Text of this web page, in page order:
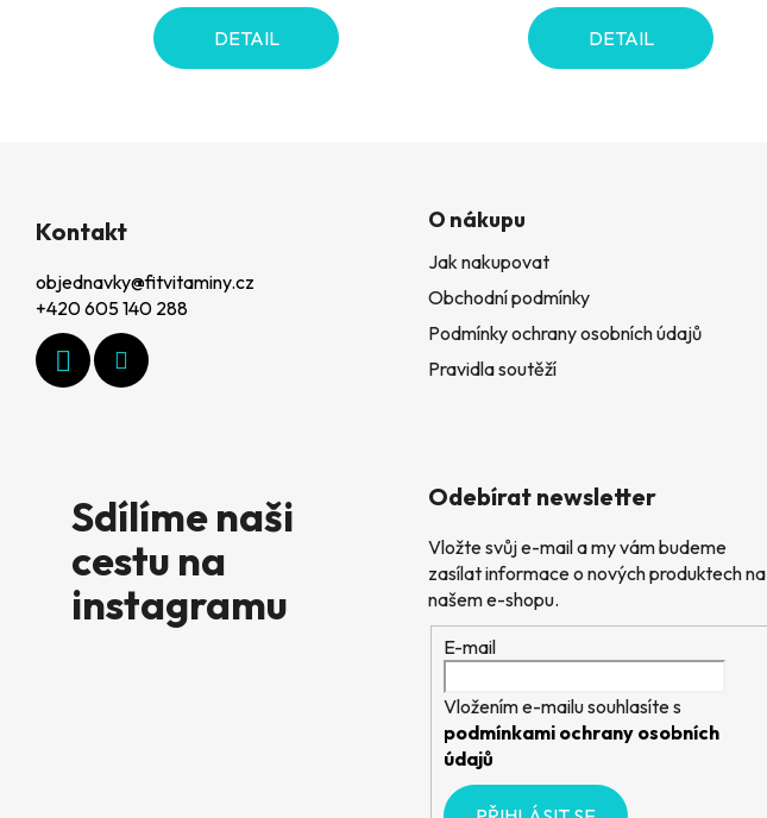
DETAIL DETAIL
Kontakt
objednavky@fitvitaminy.cz
+420 605 140 288
O nákupu
Jak nakupovat
Obchodní podmínky
Podmínky ochrany osobních údajů
Pravidla soutěží
Sdílíme naši
cestu na
instagramu
Odebírat newsletter
Vložte svůj e-mail a my vám budeme
zasílat informace o nových produktech na
našem e-shopu.
E-mail
Vložením e-mailu souhlasíte s
podmínkami ochrany osobních
údajů